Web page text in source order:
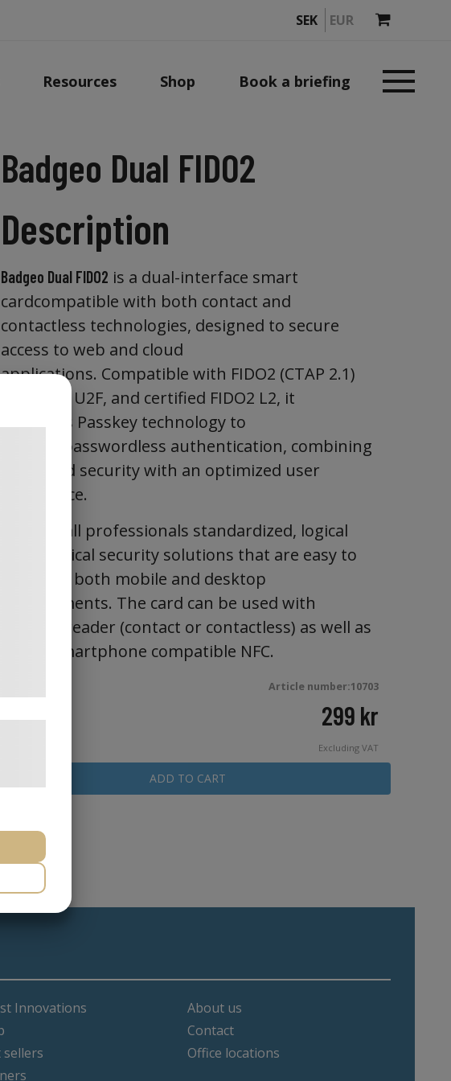
SEK EUR
Resources Shop Book a briefing
Badgeo Dual FIDO2
Description
Badgeo Dual FIDO2 is a dual-interface smart
cardcompatible with both contact and
contactless technologies, designed to secure
access to web and cloud
applications. Compatible with FIDO2 (CTAP 2.1)
and FIDO U2F, and certified FIDO2 L2, it
leverages Passkey technology to
provide passwordless authentication, combining
enhanced security with an optimized user
experience.
It offers all professionals standardized, logical
and physical security solutions that are easy to
deploy in both mobile and desktop
environments. The card can be used with
a badge reader (contact or contactless) as well as
with a smartphone compatible NFC.
Article number:10703
299 kr
Excluding VAT
ADD TO CART
Innovations
sellers
About us
Contact
Office locations